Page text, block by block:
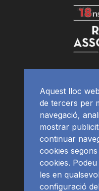
Aquest lloc
de tercers per
navegació,
mostrar
continuar
cookies
cookies.
les en
configuració